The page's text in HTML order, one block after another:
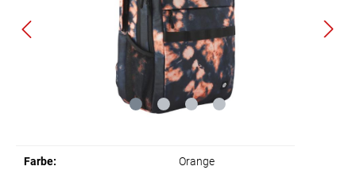
Farbe: Orange